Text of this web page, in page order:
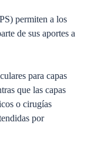
permiten a los
de sus aportes a
para capas
que las capas
o cirugías
por